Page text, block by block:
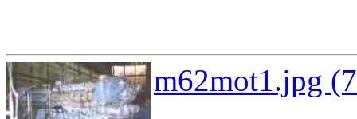
m62mot1.jpg